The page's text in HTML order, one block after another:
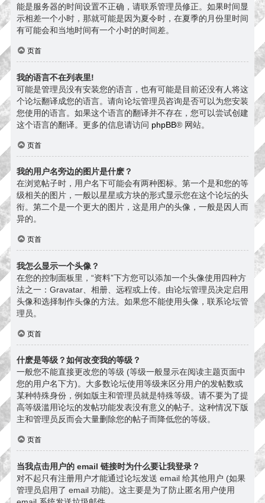
能是服务器的时间设置不正确，请联系管理员修正。如果时间显
示相差一个小时，那就可能是因为夏令时，在夏季的月份里时间
有可能会和当地时间有一个小时的时间差。
页首
我的语言不在列表里!
可能是管理员没有安装您的语言，也有可能是目前还没有人将这
个论坛翻译成您的语言。请向论坛管理员咨询是否可以为您安装
您使用的语言。如果这个语言的翻译并不存在，您可以尝试创建
这个语言的翻译。更多的信息请访问 phpBB® 网站。
页首
我的用户名旁边的图片是什麽？
在浏览帖子时，用户名下可能会有两种图标。第一个是和您的等
级相关的图片，一般以星星或方块的形式显示您在这个论坛的头
衔。第二个是一个更大的图片，这是用户的头像，一般是因人而
异的。
页首
我怎么显示一个头像？
在您的控制面板里，“资料”下方您可以添加一个头像使用四种方
法之一：Gravatar、相册、远程或上传。由论坛管理员决定启用
头像和选择制作头像的方法。如果您不能使用头像，联系论坛管
理员。
页首
什麽是等级？如何改变我的等级？
一般您不能直接更改您的等级 (等级一般显示在阅读主题页面中
您的用户名下方)。大多数论坛使用等级来区分用户的发帖数或
某种特殊身份，例如版主和管理员就是特殊等级。请不要为了提
高等级滥用论坛的发帖功能发表没有意义的帖子。这种情况下版
主和管理员反而会大量删除您的帖子而降低您的等级。
页首
当我点击用户的 email 链接时为什么要让我登录？
对不起只有注册用户才能通过论坛发送 email 给其他用户 (如果
管理员启用了 email 功能)。这主要是为了防止匿名用户使用